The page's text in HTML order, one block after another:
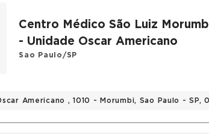
Centro Médico São Luiz
- Unidade Oscar Americano
Sao Paulo/SP
Americano , 1010 - Morumbi, Sao Paulo - SP,